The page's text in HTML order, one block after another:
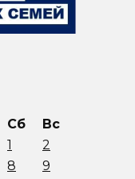
Сб
Вс
1
2
8
9